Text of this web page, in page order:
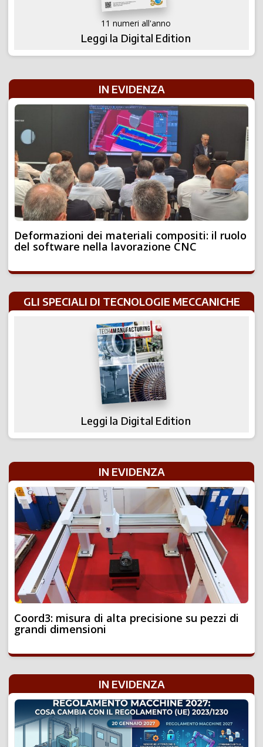
11 numeri all'anno
Leggi la Digital Edition
IN EVIDENZA
Deformazioni dei materiali compositi: il ruolo
del software nella lavorazione CNC
GLI SPECIALI DI TECNOLOGIE MECCANICHE
Leggi la Digital Edition
IN EVIDENZA
Coord3: misura di alta precisione su pezzi di
grandi dimensioni
IN EVIDENZA